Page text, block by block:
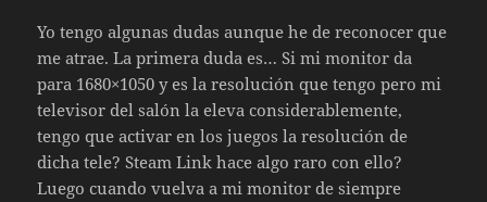
Yo tengo algunas dudas aunque he de reconocer que
me atrae. La primera duda es… Si mi monitor da
para 1680×1050 y es la resolución que tengo pero mi
televisor del salón la eleva considerablemente,
tengo que activar en los juegos la resolución de
dicha tele? Steam Link hace algo raro con ello?
Luego cuando vuelva a mi monitor de siempre